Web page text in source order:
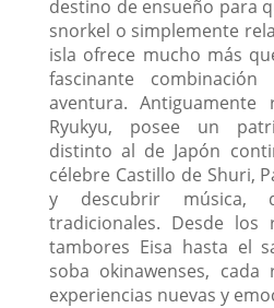
destino de ensueño para
snorkel o simplemente
isla ofrece mucho más
fascinante
aventura. Antiguamente
Ryukyu, posee un
distinto al de Japón
célebre Castillo de Shuri,
y descubrir música,
tradicionales. Desde
tambores Eisa hasta el
soba okinawenses,
experiencias nuevas y